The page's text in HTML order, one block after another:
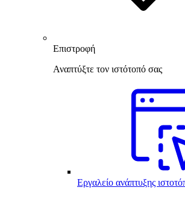
Επιστροφή
Αναπτύξτε τον ιστότοπό σας
Εργαλείο ανάπτυξης